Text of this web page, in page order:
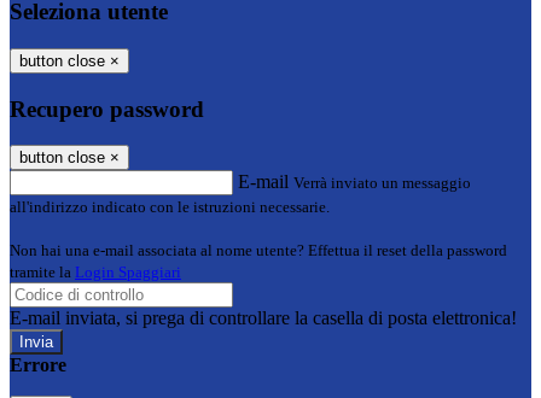
Seleziona utente
button close ×
Recupero password
button close ×
E-mail Verrà inviato un messaggio
all'indirizzo indicato con le istruzioni necessarie.
Non hai una e-mail associata al nome utente? Effettua il reset della password
tramite la Login Spaggiari
E-mail inviata, si prega di controllare la casella di posta elettronica!
Errore